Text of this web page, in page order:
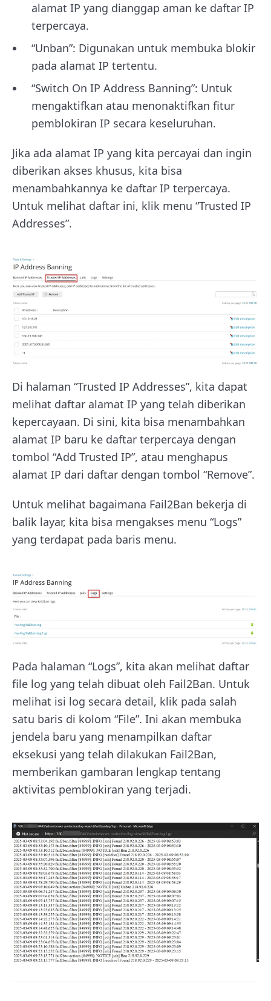
alamat IP yang dianggap aman ke daftar IP
terpercaya.
“Unban”: Digunakan untuk membuka blokir
pada alamat IP tertentu.
“Switch On IP Address Banning”: Untuk
mengaktifkan atau menonaktifkan fitur
pemblokiran IP secara keseluruhan.
Jika ada alamat IP yang kita percayai dan ingin
diberikan akses khusus, kita bisa
menambahkannya ke daftar IP terpercaya.
Untuk melihat daftar ini, klik menu “Trusted IP
Addresses”.
Di halaman “Trusted IP Addresses”, kita dapat
melihat daftar alamat IP yang telah diberikan
kepercayaan. Di sini, kita bisa menambahkan
alamat IP baru ke daftar terpercaya dengan
tombol “Add Trusted IP”, atau menghapus
alamat IP dari daftar dengan tombol “Remove”.
Untuk melihat bagaimana Fail2Ban bekerja di
balik layar, kita bisa mengakses menu “Logs”
yang terdapat pada baris menu.
Pada halaman “Logs”, kita akan melihat daftar
file log yang telah dibuat oleh Fail2Ban. Untuk
melihat isi log secara detail, klik pada salah
satu baris di kolom “File”. Ini akan membuka
jendela baru yang menampilkan daftar
eksekusi yang telah dilakukan Fail2Ban,
memberikan gambaran lengkap tentang
aktivitas pemblokiran yang terjadi.